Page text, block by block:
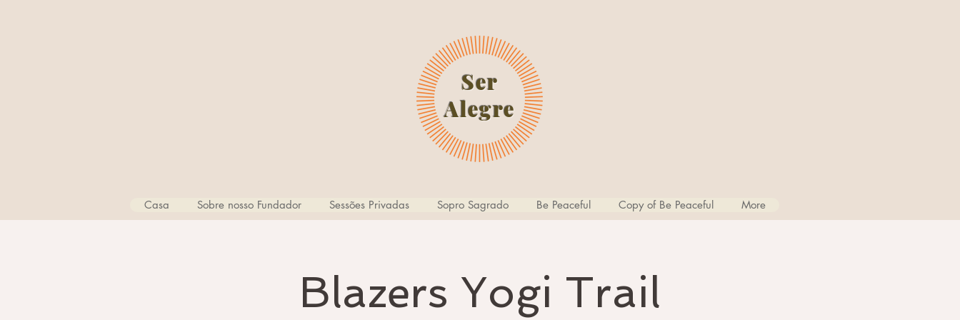
Ser
Alegre
Casa Sobre nosso Fundador Sessões Privadas Sopro Sagrado Be Peaceful Copy of Be Peaceful More
Blazers Yogi Trail